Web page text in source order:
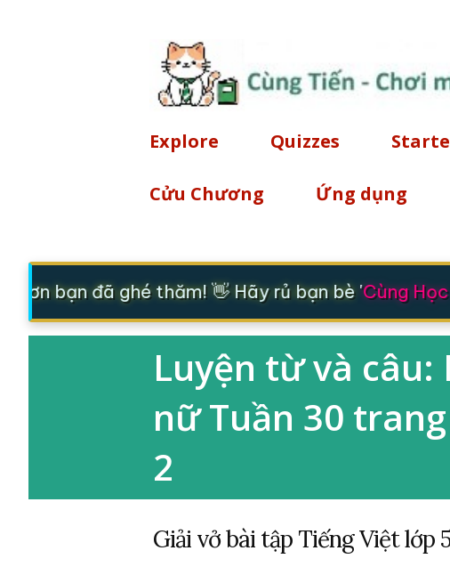
Explore Quizzes
Cửu Chương Ứng dụng
ơn bạn đã ghé thăm! 👋 Hãy rủ bạn bè 'Cùng Học
Luyện từ và
nữ Tuần 30
2
Giải vở bài tập Tiếng Việt lớp